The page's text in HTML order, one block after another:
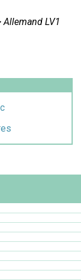
Allemand LV1